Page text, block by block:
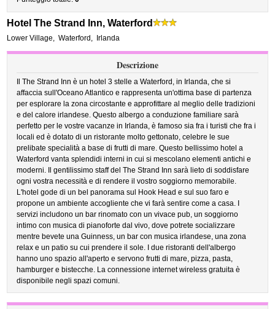
Hotel The Strand Inn, Waterford
Lower Village, Waterford , Irlanda
Descrizione
Il The Strand Inn è un hotel 3 stelle a Waterford, in Irlanda, che si
affaccia sull'Oceano Atlantico e rappresenta un'ottima base di partenza
per esplorare la zona circostante e approfittare al meglio delle tradizioni
e del calore irlandese. Questo albergo a conduzione familiare sarà
perfetto per le vostre vacanze in Irlanda, è famoso sia fra i turisti che fra i
locali ed è dotato di un ristorante molto gettonato, celebre le sue
prelibate specialità a base di frutti di mare. Questo bellissimo hotel a
Waterford vanta splendidi interni in cui si mescolano elementi antichi e
moderni. Il gentilissimo staff del The Strand Inn sarà lieto di soddisfare
ogni vostra necessità e di rendere il vostro soggiorno memorabile.
L'hotel gode di un bel panorama sul Hook Head e sul suo faro e
propone un ambiente accogliente che vi farà sentire come a casa. I
servizi includono un bar rinomato con un vivace pub, un soggiorno
intimo con musica di pianoforte dal vivo, dove potrete socializzare
mentre bevete una Guinness, un bar con musica irlandese, una zona
relax e un patio su cui prendere il sole. I due ristoranti dell'albergo
hanno uno spazio all'aperto e servono frutti di mare, pizza, pasta,
hamburger e bistecche. La connessione internet wireless gratuita è
disponibile negli spazi comuni.